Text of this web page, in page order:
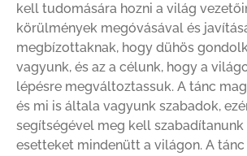
kell tudomására hozni a világ
körülmények megóvásával és
megbízottaknak, hogy dühös
vagyunk, és az a célunk, hogy a
lépésre megváltoztassuk. A tánc
és mi is általa vagyunk szabadok,
segítségével meg kell szabadítanunk
esetteket mindenütt a világon. A